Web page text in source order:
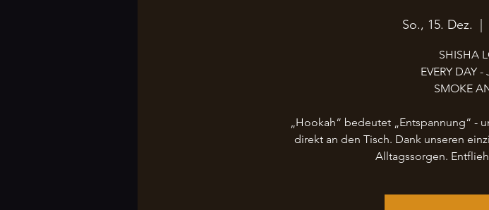
So., 15. Dez.
SHISHA
EVERY DAY
SMOKE
„Hookah“ bedeutet „Entspannung“ -
direkt an den Tisch. Dank unseren
Alltagssorgen.